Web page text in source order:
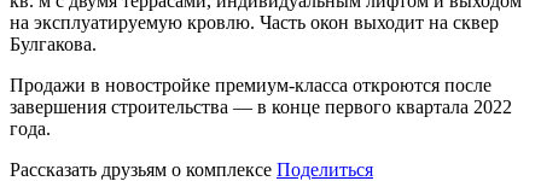
на эксплуатируемую кровлю. Часть окон выходит на сквер
Булгакова.
Продажи в новостройке премиум-класса откроются после
завершения строительства — в конце первого квартала 2022
года.
Рассказать друзьям о комплексе Поделиться